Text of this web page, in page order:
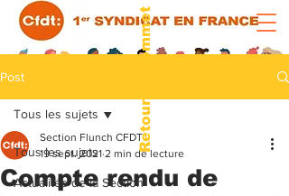
Retour au sommet
Post
Tous les sujets
Actualités de la Section
Tous les sujets
Compte rendu de
Section Flunch CFDT
19 sept. 2021 2 min de lecture